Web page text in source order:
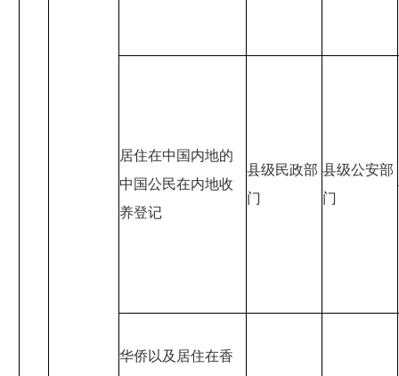
居住在中国内地的
中国公民在内地收
养登记
县级民政部
门
县级公安部
门
华侨以及居住在香